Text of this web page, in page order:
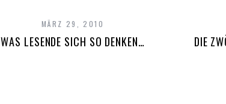
MÄRZ 29, 2010
WAS LESENDE SICH SO DENKEN… DIE